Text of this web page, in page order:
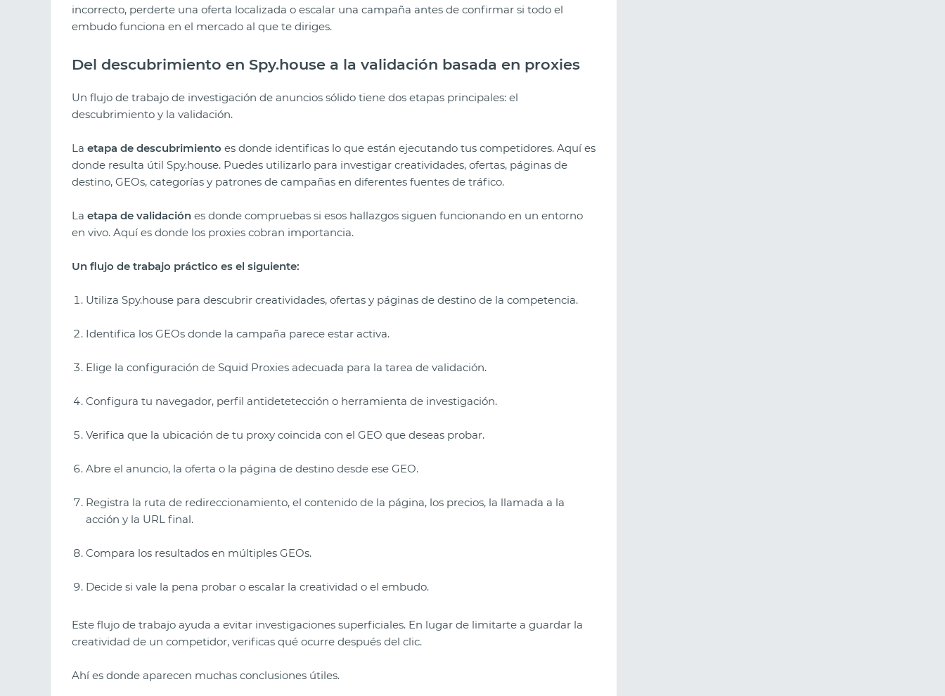
incorrecto, perderte una oferta localizada o escalar una campaña antes de confirmar si todo el
embudo funciona en el mercado al que te diriges.
Del descubrimiento en Spy.house a la validación basada en proxies
Un flujo de trabajo de investigación de anuncios sólido tiene dos etapas principales: el
descubrimiento y la validación.
La etapa de descubrimiento es donde identificas lo que están ejecutando tus competidores. Aquí es
donde resulta útil Spy.house. Puedes utilizarlo para investigar creatividades, ofertas, páginas de
destino, GEOs, categorías y patrones de campañas en diferentes fuentes de tráfico.
La etapa de validación es donde compruebas si esos hallazgos siguen funcionando en un entorno
en vivo. Aquí es donde los proxies cobran importancia.
Un flujo de trabajo práctico es el siguiente:
Utiliza Spy.house para descubrir creatividades, ofertas y páginas de destino de la competencia.
Identifica los GEOs donde la campaña parece estar activa.
Elige la configuración de Squid Proxies adecuada para la tarea de validación.
Configura tu navegador, perfil antidetetección o herramienta de investigación.
Verifica que la ubicación de tu proxy coincida con el GEO que deseas probar.
Abre el anuncio, la oferta o la página de destino desde ese GEO.
Registra la ruta de redireccionamiento, el contenido de la página, los precios, la llamada a la
acción y la URL final.
Compara los resultados en múltiples GEOs.
Decide si vale la pena probar o escalar la creatividad o el embudo.
Este flujo de trabajo ayuda a evitar investigaciones superficiales. En lugar de limitarte a guardar la
creatividad de un competidor, verificas qué ocurre después del clic.
Ahí es donde aparecen muchas conclusiones útiles.